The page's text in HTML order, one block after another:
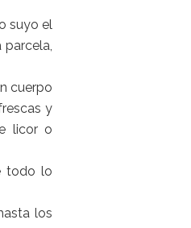
suyo el
parcela,
cuerpo
y
licor o
todo lo
los